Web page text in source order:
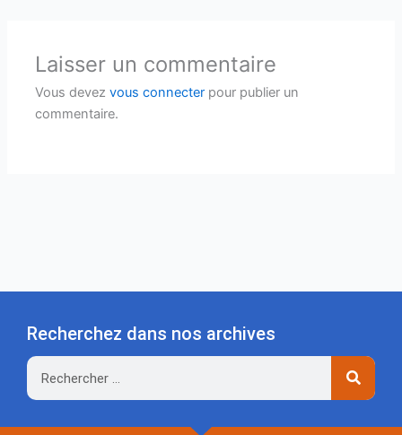
Laisser un commentaire
Vous devezvous connecter pour publier un
commentaire.
Recherchez dans nos archives
Rechercher